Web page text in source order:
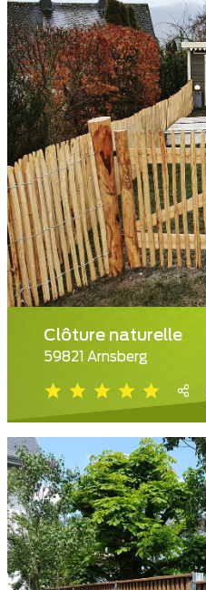
Clôture naturelle
59821 Arnsberg